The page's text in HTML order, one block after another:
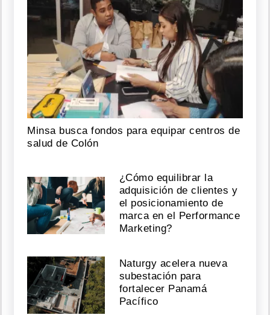
Minsa busca fondos para equipar centros de
salud de Colón
¿Cómo equilibrar la
adquisición de clientes y
el posicionamiento de
marca en el Performance
Marketing?
Naturgy acelera nueva
subestación para
fortalecer Panamá
Pacífico